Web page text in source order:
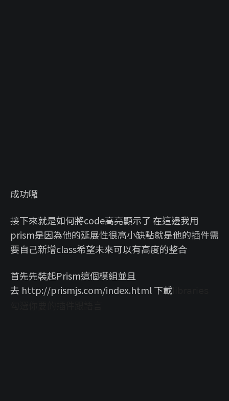
成功囉
接下來就是如何將code高亮顯示了 在這邊我用
prism是因為他的延展性很高小缺點就是他的插件需
要自己新增class希望未來可以有高度的整合
首先先裝起Prism這個模組並且
去 http://prismjs.com/index.html 下載